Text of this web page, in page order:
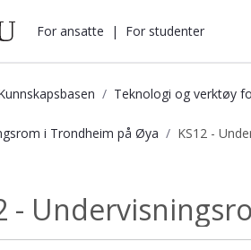
For ansatte | For studenter
Teknologi og verktøy
i Trondheim på Øya KS12 -
-